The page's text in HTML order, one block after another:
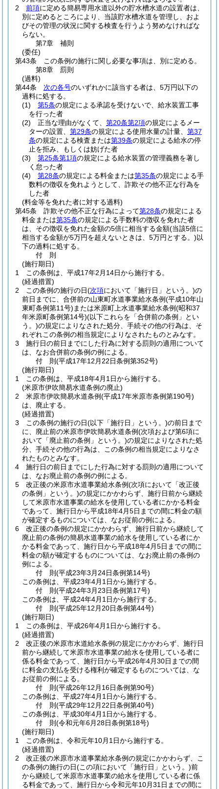
2
前項に定める簡易専用水道以外の貯水槽水道の設置者は、
別に定めるところにより、当該貯水槽水道を管理し、およ
びその管理の状況に関する検査を行うよう努めなければな
らない。
第7章
補則
(委任)
第43条
この条例の施行に関し必要な事項は、別に定める。
第8章
罰則
(過料)
第44条
次の各号のいずれかに該当する者は、5万円以下の
過料に処する。
(1)
第5条の規定による承認を受けないで、給水装置工事
を行った者
(2)
正当な理由がなくて、 第20条第2項の規定によるメー
ターの設置、 第29条の規定による使用水量の計量、 第37
条の規定による検査または第39条の規定による給水の停
止を拒み、もしくは妨げた者
(3)
第25条第1項の規定による給水装置の管理義務を著し
く怠った者
(4)
第28条の規定による料金または第35条の規定による手
数料の徴収を免れようとして、詐欺その他不正な行為を
した者
(料金等を免れた者に対する過料)
第45条
詐欺その他不正な行為によって第28条の規定による
料金または第35条の規定による手数料の徴収を免れた者
は、その徴収を免れた金額の5倍に相当する金額(当該5倍に
相当する金額が5万円を超えないときは、5万円とする。)以
下の過料に処する。
付 則
(施行期日)
1
この条例は、平成17年2月14日から施行する。
(経過措置)
2
この条例の施行の日(次項において「施行日」という。)の
前日までに、合併前の山東町水道事業給水条例(平成10年山
東町条例第11号) または米原町上水道事業給水条例(昭和37
年米原町条例第14号)(以下これらを「合併前の条例」とい
う。)の規定によりなされた処分、手続その他の行為は、そ
れぞれこの条例の相当規定によりなされたものとみなす。
3
施行日の前日までにした行為に対する罰則の適用について
は、なお合併前の条例の例による。
付 則(平成17年12月22日条例第352号)
(施行期日)
1
この条例は、平成18年4月1日から施行する。
(米原市伊吹簡易水道条例の廃止)
2
米原市伊吹簡易水道条例(平成17年米原市条例第190号)
は、廃止する。
(経過措置)
3
この条例の施行の日(以下「施行日」という。)の前日まで
に、廃止前の米原市伊吹簡易水道条例(次項および第6項に
おいて「廃止前の条例」という。)の規定によりなされた処
分、手続その他の行為は、この条例の相当規定によりなさ
れたものとみなす。
4
施行日の前日までにした行為に対する罰則の適用について
は、なお廃止前の条例の例による。
5
改正後の米原市水道事業給水条例(次項において「改正後
の条例」という。)の規定にかかわらず、施行日前から継続
して米原市水道事業の給水を使用している者にかかる料金
であって、施行日から平成18年4月5日までの間に料金の額
が確定するものについては、なお従前の例による。
6
改正後の条例の規定にかかわらず、施行日前から継続して
廃止前の条例の簡易水道事業の給水を使用している者にか
かる料金であって、施行日から平成18年4月5日までの間に
料金の額が確定するものについては、なお廃止前の条例の
例による。
付 則(平成23年3月24日条例第14号)
この条例は、平成23年4月1日から施行する。
付 則(平成24年3月23日条例第17号)
この条例は、平成24年4月1日から施行する。
付 則(平成25年12月20日条例第44号)
(施行期日)
1
この条例は、平成26年4月1日から施行する。
(経過措置)
2
改正後の米原市水道給水条例の規定にかかわらず、施行日
前から継続して米原市水道事業の給水を使用している者に
係る料金であって、施行日から平成26年4月30日までの間
に料金の支払を受ける権利が確定するものについては、な
お従前の例による。
付 則(平成26年12月16日条例第90号)
この条例は、平成27年4月1日から施行する。
付 則(平成29年12月22日条例第40号)
この条例は、平成30年4月1日から施行する。
付 則(令和元年6月28日条例第18号)
(施行期日)
1
この条例は、令和元年10月1日から施行する。
(経過措置)
2
改正後の米原市水道事業給水条例の規定にかかわらず、こ
の条例の施行の日(この項において「施行日」という。)前
から継続して米原市水道事業の給水を使用している者に係
る料金であって、施行日から令和元年10月31日までの間に